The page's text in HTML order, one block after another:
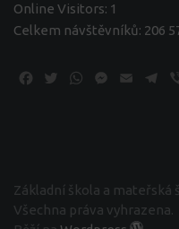
Online Visitors: 1
Celkem návštěvníků: 206
Facebook
TwitterWhatsApp
Messenger
Email
Základní škola a mateřská
Všechna práva vyhrazena.